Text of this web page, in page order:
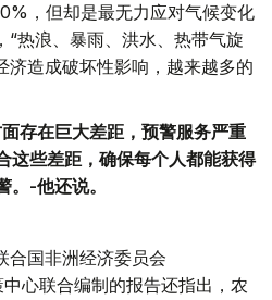
，但却是最无力应对气候变化
热浪、暴雨、洪水、热带气旋
济造成破坏性影响，越来越多的
存在巨大差距，预警服务严重
这些差距，确保每个人都能获得
。-他还说。
合国非洲经济委员会
心联合编制的报告还指出，农